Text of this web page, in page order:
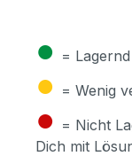
● = Lagernd
● = Wenig
● = Nicht
Dich mit